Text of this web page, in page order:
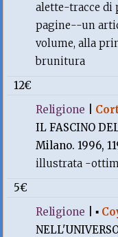
alette-tracce di
pagine--un
volume, alla
brunitura
12€
Religione
IL FASCINO
Milano. 1996,
illustrata -
5€
Religione |▪